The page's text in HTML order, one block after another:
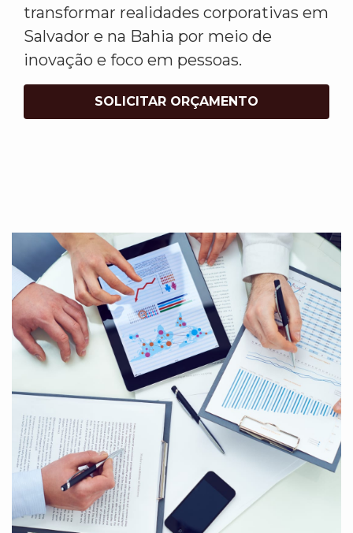
transformar realidades corporativas em
Salvador e na Bahia por meio de
inovação e foco em pessoas.
SOLICITAR ORÇAMENTO